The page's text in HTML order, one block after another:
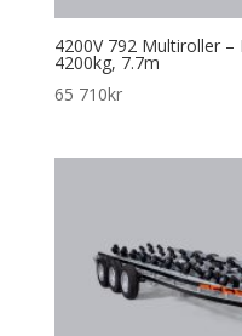
4200V 792 Multiroller
4200kg, 7.7m
65 710kr